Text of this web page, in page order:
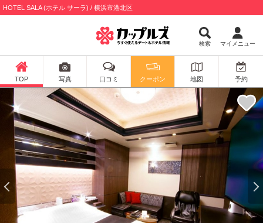
HOTEL SALA (ホテル サーラ) / 横浜市港北区
検索 マイメニュー
TOP 写真 口コミ クーポン 地図 予約